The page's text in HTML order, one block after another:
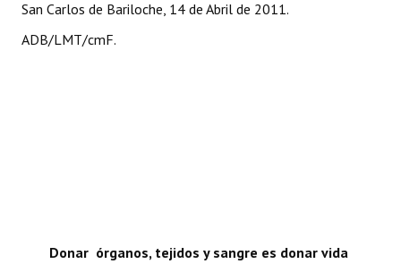
San Carlos de Bariloche, 14 de Abril de 2011.
ADB/LMT/cmF.
Donar órganos, tejidos y sangre es donar vida